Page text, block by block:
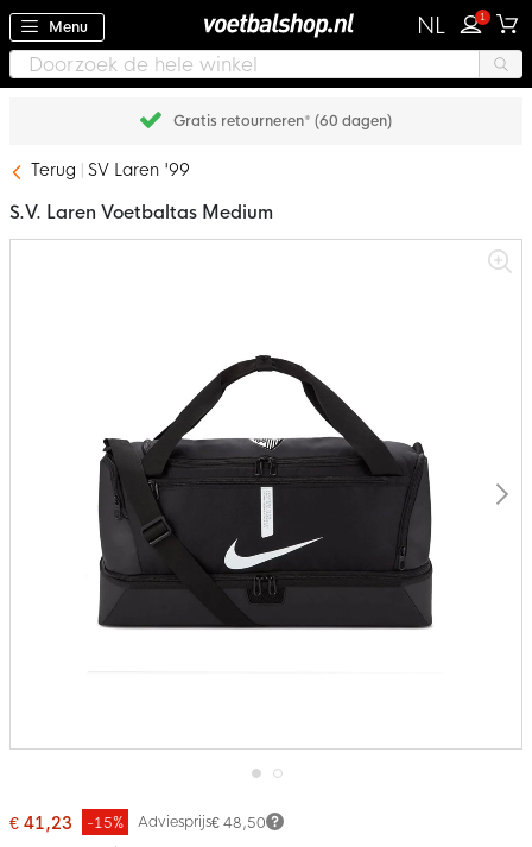
Menu NL 1
Gratis retourneren* (60 dagen)
Terug SV Laren '99
naar
S.V. Laren Voetbaltas Medium
€ 41,23 Adviesprijs€ 48,50
-15%